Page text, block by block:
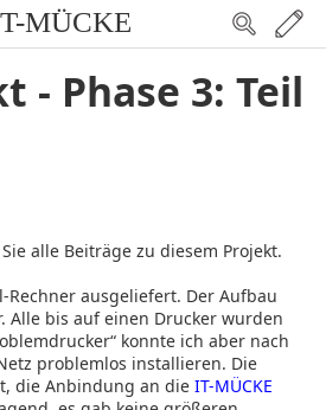
MÜCKE
- Phase 3: Teil
alle Beiträge zu diesem Projekt.
Rechner ausgeliefert. Der Aufbau
Alle bis auf einen Drucker wurden
konnte ich aber nach
problemlos installieren. Die
die Anbindung an die IT-MÜCKE